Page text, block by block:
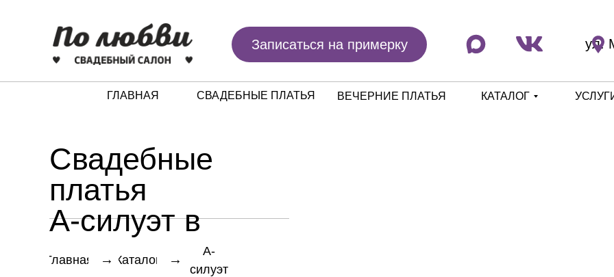
ул.
КАТАЛОГ
ВЕЧЕРНИЕ ПЛАТЬЯ
СВАДЕБНЫЕ ПЛАТЬЯ
ГЛАВНАЯ
Записаться на примерку
Свадебные
платья
А-силуэт в
Ижевске
А-
силуэт
Каталог
Главная →
→